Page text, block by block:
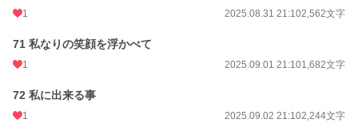
1 2025.08.31 21:102,562文字
71 私なりの笑顔を浮かべて
1 2025.09.01 21:101,682文字
72 私に出来る事
1 2025.09.02 21:102,244文字